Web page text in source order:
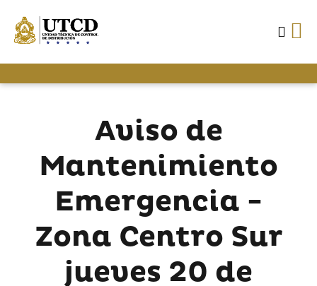
Aviso de
Mantenimiento
Emergencia -
Zona Centro Sur
jueves 20 de